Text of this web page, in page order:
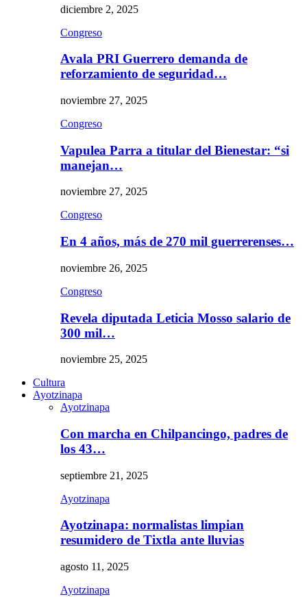
diciembre 2, 2025
Congreso
Avala PRI Guerrero demanda de
reforzamiento de seguridad…
noviembre 27, 2025
Congreso
Vapulea Parra a titular del Bienestar: “si
manejan…
noviembre 27, 2025
Congreso
En 4 años, más de 270 mil guerrerenses…
noviembre 26, 2025
Congreso
Revela diputada Leticia Mosso salario de
300 mil…
noviembre 25, 2025
Cultura
Ayotzinapa
Ayotzinapa
Con marcha en Chilpancingo, padres de
los 43…
septiembre 21, 2025
Ayotzinapa
Ayotzinapa: normalistas limpian
resumidero de Tixtla ante lluvias
agosto 11, 2025
Ayotzinapa